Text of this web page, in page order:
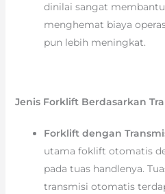
dinilai sangat
menghemat biaya
pun lebih meningkat.
Jenis Forklift Berdasarkan
Forklift dengan
utama foklift otomatis
pada tuas handlenya.
transmisi otomatis